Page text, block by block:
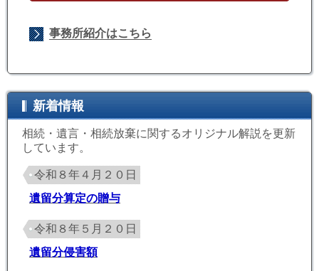
事務所紹介はこちら
新着情報
相続・遺言・相続放棄に関するオリジナル解説を更新
しています。
令和８年４月２０日
遺留分算定の贈与
令和８年５月２０日
遺留分侵害額